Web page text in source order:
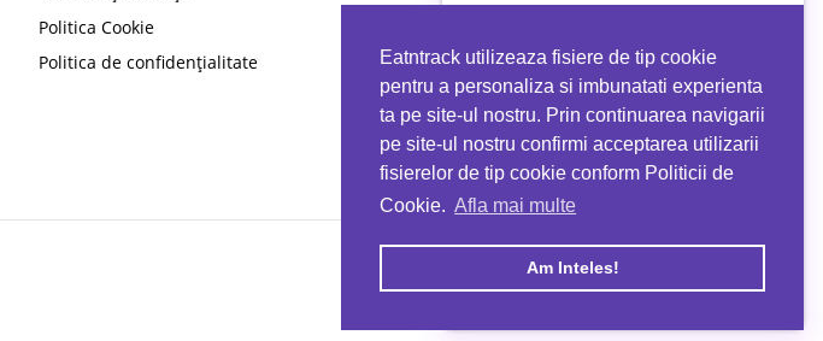
Eatntrack utilizeaza fisiere de tip cookie
pentru a personaliza si imbunatati experienta
ta pe site-ul nostru. Prin continuarea navigarii
pe site-ul nostru confirmi acceptarea utilizarii
fisierelor de tip cookie conform Politicii de
Cookie. Afla mai multe
Am Inteles!
Politica Cookie
Politica de confidențialitate
PROTO41
reducere la orice comandă
EATNTRACK
MYPROTEIN
Ai40%reducere la orice comandă
folosind codul EATTRACK